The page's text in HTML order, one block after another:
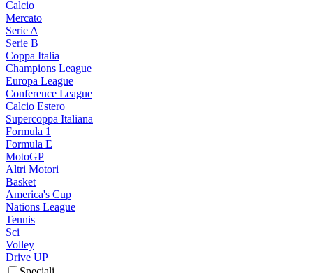
Calcio
Mercato
Serie A
Serie B
Coppa Italia
Champions League
Europa League
Conference League
Calcio Estero
Supercoppa Italiana
Formula 1
Formula E
MotoGP
Altri Motori
Basket
America's Cup
Nations League
Tennis
Sci
Volley
Drive UP